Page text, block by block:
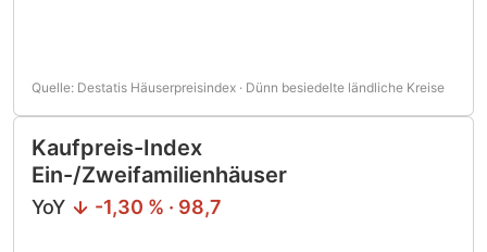
Quelle: Destatis Häuserpreisindex · Dünn besiedelte ländliche Kreise
Kaufpreis-Index
Ein-/Zweifamilienhäuser
YoY -1,30 % · 98,7